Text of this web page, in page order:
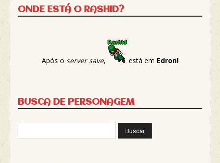
ONDE ESTÁ O RASHID?
Após o server save, está em Edron!
BUSCA DE PERSONAGEM